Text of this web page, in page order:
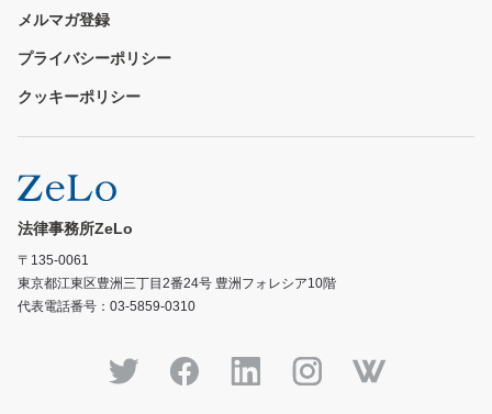
メルマガ登録
プライバシーポリシー
クッキーポリシー
法律事務所ZeLo
〒135-0061
東京都江東区豊洲三丁目2番24号 豊洲フォレシア10階
代表電話番号：03-5859-0310